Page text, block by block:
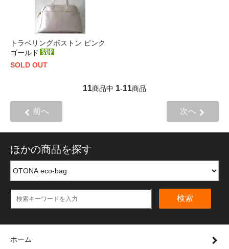
トラベリングボストン ピンク
ゴールド
SOLD OUT
11商品中 1-11商品
前へ 次へ
ほかの商品を探す
検索
ホーム